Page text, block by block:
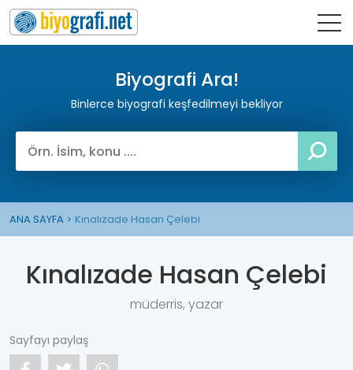
Biyografi Ara!
Binlerce biyografi keşfedilmeyi bekliyor
ANA SAYFA Kınalızade Hasan Çelebi
Kınalızade Hasan Çelebi
müderris, yazar
Sayfayı paylaş